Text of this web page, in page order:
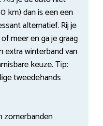
km) dan is een een
alternatief. Rij je
meer en ga je graag
extra winterband van
keuze. Tip:
tweedehands
zomerbanden